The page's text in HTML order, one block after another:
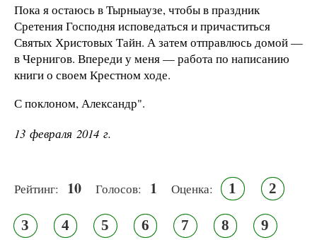
Пока я остаюсь в Тырныаузе, чтобы в праздник
Сретения Господня исповедаться и причаститься
Святых Христовых Тайн. А затем отправлюсь домой —
в Чернигов. Впереди у меня — работа по написанию
книги о своем Крестном ходе.
С поклоном, Александр".
13 февраля 2014 г.
Рейтинг: 10 Голосов: 1 Оценка: 1 2
3 4 5 6 7 8 9